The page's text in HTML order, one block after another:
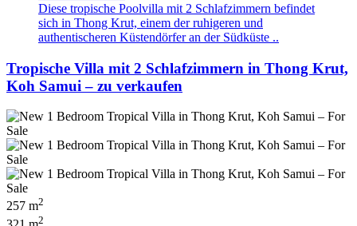
Diese tropische Poolvilla mit 2 Schlafzimmern befindet
sich in Thong Krut, einem der ruhigeren und
authentischeren Küstendörfer an der Südküste ..
Tropische Villa mit 2 Schlafzimmern in Thong Krut,
Koh Samui – zu verkaufen
257 m2
2